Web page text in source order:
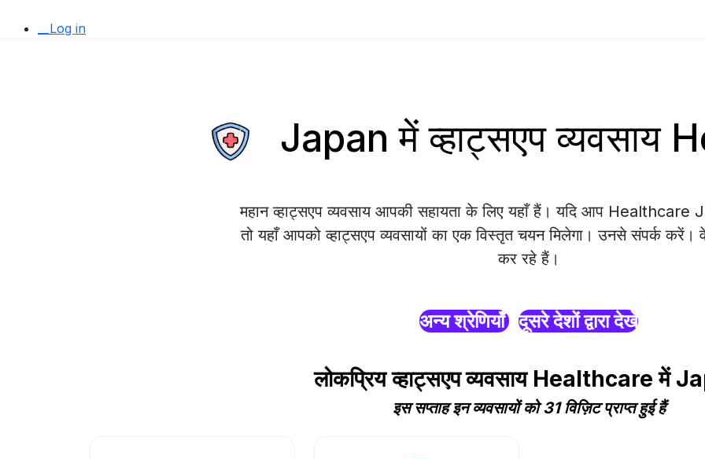
__Log in
Japan में व्हाट्सएप व्यवसाय
महान व्हाट्सएप व्यवसाय आपकी सहायता के लिए यहाँ हैं। यदि आप Healthcare
तो यहाँ आपको व्हाट्सएप व्यवसायों का एक विस्तृत चयन मिलेगा। उनसे संपर्क करें।
कर रहे हैं।
अन्य श्रेणियाँ दूसरे देशों द्वारा देखें
लोकप्रिय व्हाट्सएप व्यवसाय Healthcare में
इस सप्ताह इन व्यवसायों को 31 विज़िट प्राप्त हुई हैं